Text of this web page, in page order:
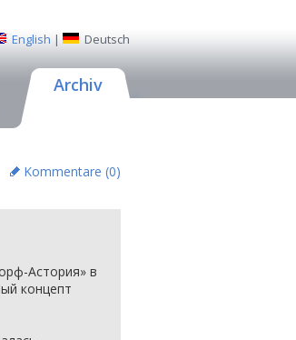
English | Deutsch
Archiv
Kommentare (0)
Астория» в
концепт